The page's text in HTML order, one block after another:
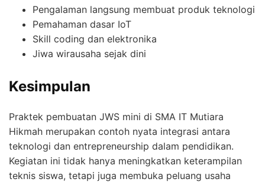
Pengalaman langsung membuat produk teknologi
Pemahaman dasar IoT
Skill coding dan elektronika
Jiwa wirausaha sejak dini
Kesimpulan
Praktek pembuatan JWS mini di SMA IT Mutiara
Hikmah merupakan contoh nyata integrasi antara
teknologi dan entrepreneurship dalam pendidikan.
Kegiatan ini tidak hanya meningkatkan keterampilan
teknis siswa, tetapi juga membuka peluang usaha